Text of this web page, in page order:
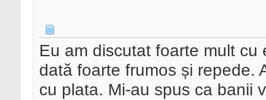
Eu am discutat foarte mult
dată foarte frumos și repede.
cu plata. Mi-au spus ca banii